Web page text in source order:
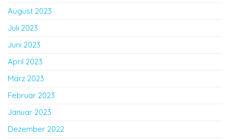
August 2023
Juli 2023
Juni 2023
April 2023
März 2023
Februar 2023
Januar 2023
Dezember 2022